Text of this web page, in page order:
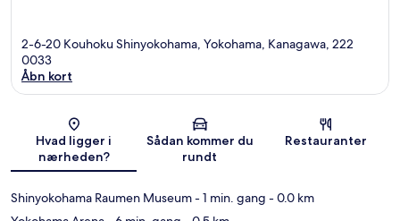
2-6-20 Kouhoku Shinyokohama, Yokohama, Kanagawa, 222
0033
Åbn kort
Hvad ligger i
nærheden?
Sådan kommer du
rundt
Restauranter
Shinyokohama Raumen Museum- 1 min. gang - 0.0 km